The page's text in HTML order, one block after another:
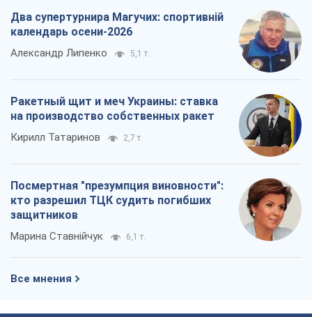
Два супертурнира Магучих: спортивній
календарь осени-2026
Александр Липенко 5,1 т.
Ракетный щит и меч Украины: ставка
на производство собственных ракет
Кирилл Татаринов 2,7 т.
Посмертная "презумпция виновности":
кто разрешил ТЦК судить погибших
защитников
Марина Ставнійчук 6,1 т.
Все мнения